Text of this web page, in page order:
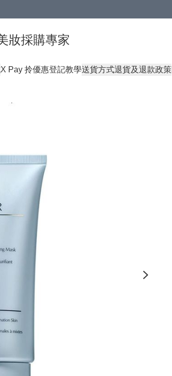
妝採購專家
X Pay 拎優惠登記教學送貨方式退貨及退款政策